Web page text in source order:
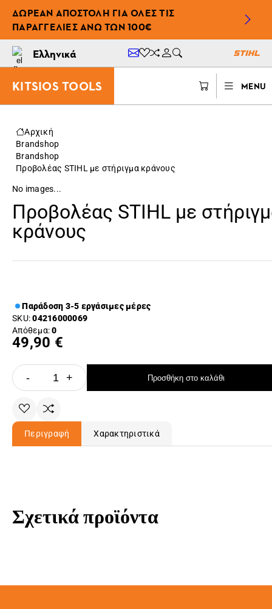
ΔΩΡΕΆΝ ΑΠΟΣΤΟΛΉ ΓΙΑ ΌΛΕΣ ΤΙΣ
ΠΑΡΑΓΓΕΛΊΕΣ ΆΝΩ ΤΩΝ 100€
Ελληνικά
KITSIOS TOOLS MENU
Αρχική
Brandshop
Brandshop
Προβολέας STIHL με στήριγμα κράνους
No images...
Προβολέας STIHL με
κράνους
Παράδοση 3-5 εργάσιμες μέρες
SKU:04216000069
Απόθεμα:0
49,90 €
- + Προσθήκη στο καλάθι
Περιγραφή Χαρακτηριστικά
Σχετικά προϊόντα